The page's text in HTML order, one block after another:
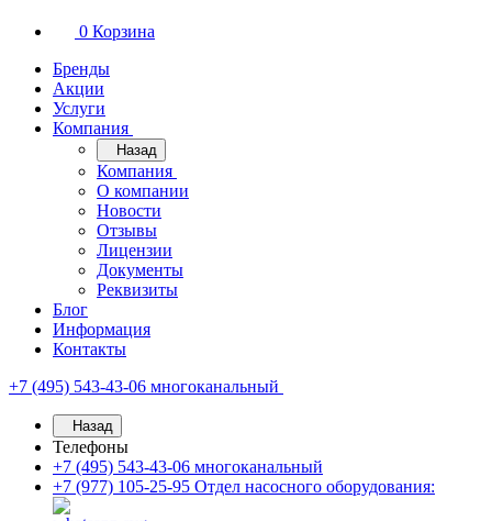
0 Корзина
Бренды
Акции
Услуги
Компания
Назад
Компания
О компании
Новости
Отзывы
Лицензии
Документы
Реквизиты
Блог
Информация
Контакты
+7 (495) 543-43-06 многоканальный
Назад
Телефоны
+7 (495) 543-43-06 многоканальный
+7 (977) 105-25-95 Отдел насосного оборудования: